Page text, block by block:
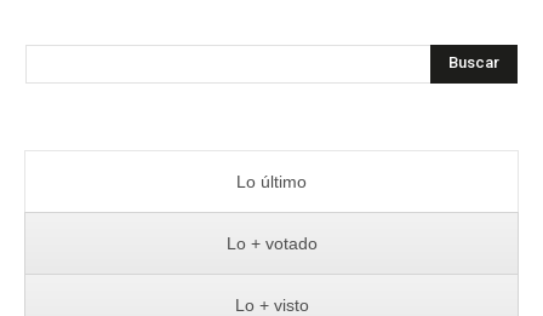
Buscar
Lo último
Lo + votado
Lo + visto